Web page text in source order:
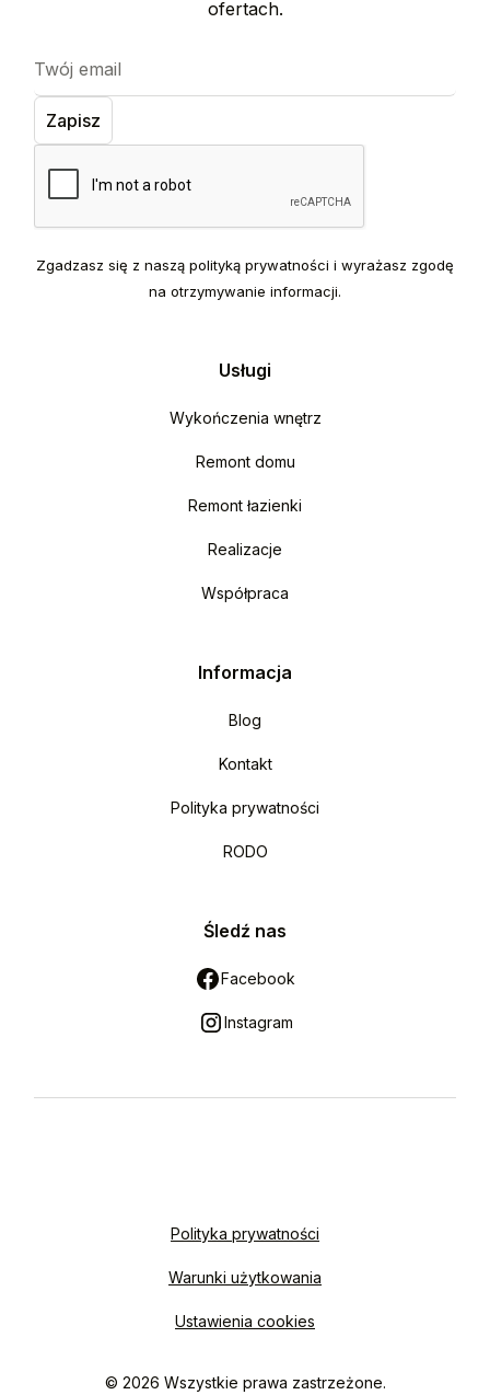
ofertach.
Zgadzasz się z naszą polityką prywatności i wyrażasz zgodę
na otrzymywanie informacji.
Usługi
Wykończenia wnętrz
Remont domu
Remont łazienki
Realizacje
Współpraca
Informacja
Blog
Kontakt
Polityka prywatności
RODO
Śledź nas
Facebook
Instagram
© 2026 Wszystkie prawa zastrzeżone.
Polityka prywatności
Warunki użytkowania
Ustawienia cookies